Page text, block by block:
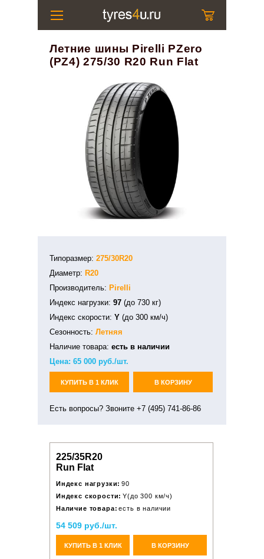
Летние шины Pirelli PZero
(PZ4) 275/30 R20 Run Flat
Типоразмер: 275/30R20
Диаметр: R20
Производитель: Pirelli
Индекс нагрузки: 97 (до 730 кг)
Индекс скорости: Y (до 300 км/ч)
Сезонность: Летняя
Наличие товара: есть в наличии
Цена: 65 000 руб./шт.
КУПИТЬ В 1 КЛИК В КОРЗИНУ
Есть вопросы? Звоните +7 (495) 741-86-86
225/35R20
Run Flat
Индекс нагрузки: 90
Индекс скорости: Y(до 300 км/ч)
Наличие товара: есть в наличии
54 509 руб./шт.
КУПИТЬ В 1 КЛИК В КОРЗИНУ